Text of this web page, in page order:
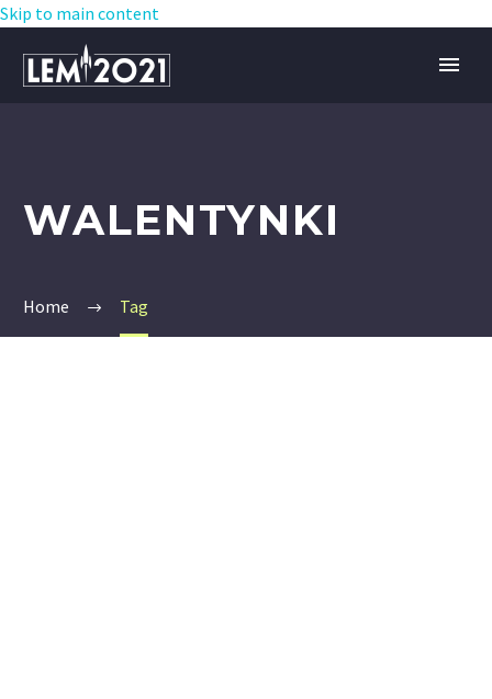
Skip to main content
WALENTYNKI
Home Tag